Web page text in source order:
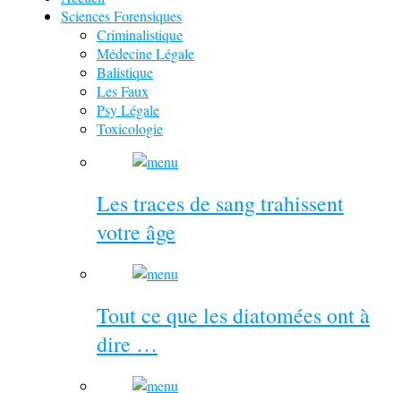
Sciences Forensiques
Criminalistique
Médecine Légale
Balistique
Les Faux
Psy Légale
Toxicologie
Les traces de sang trahissent
votre âge
Tout ce que les diatomées ont à
dire …